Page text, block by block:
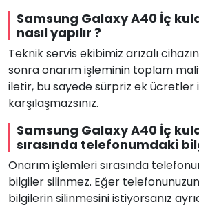
Samsung Galaxy A40 İç
nasıl yapılır ?
Teknik servis ekibimiz arızalı
sonra onarım işleminin toplam
iletir, bu sayede sürpriz ek ücretler
karşılaşmazsınız.
Samsung Galaxy A40 İç
sırasında telefonumdaki
Onarım işlemleri sırasında
bilgiler silinmez. Eğer
bilgilerin silinmesini istiyorsanız